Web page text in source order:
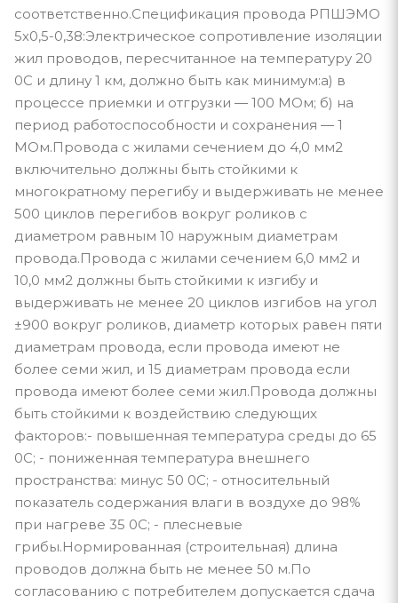
соответственно.Спецификация провода РПШЭМО
5х0,5-0,38:Электрическое сопротивление изоляции
жил проводов, пересчитанное на температуру 20
0С и длину 1 км, должно быть как минимум:а) в
процессе приемки и отгрузки — 100 МОм; б) на
период работоспособности и сохранения — 1
МОм.Провода с жилами сечением до 4,0 мм2
включительно должны быть стойкими к
многократному перегибу и выдерживать не менее
500 циклов перегибов вокруг роликов с
диаметром равным 10 наружным диаметрам
провода.Провода с жилами сечением 6,0 мм2 и
10,0 мм2 должны быть стойкими к изгибу и
выдерживать не менее 20 циклов изгибов на угол
±900 вокруг роликов, диаметр которых равен пяти
диаметрам провода, если провода имеют не
более семи жил, и 15 диаметрам провода если
провода имеют более семи жил.Провода должны
быть стойкими к воздействию следующих
факторов:- повышенная температура среды до 65
0С; - пониженная температура внешнего
пространства: минус 50 0С; - относительный
показатель содержания влаги в воздухе до 98%
при нагреве 35 0С; - плесневые
грибы.Нормированная (строительная) длина
проводов должна быть не менее 50 м.По
согласованию с потребителем допускается сдача